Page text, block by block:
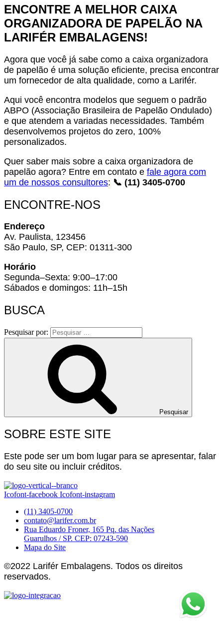
ENCONTRE A MELHOR CAIXA
ORGANIZADORA DE PAPELÃO NA
LARIFÉR EMBALAGENS!
Agora que você já sabe como a caixa organizadora
de papelão é uma solução eficiente, precisa encontrar
um fornecedor de alta qualidade, como a Larifér.
Aqui você encontra modelos que seguem o padrão
ABPO (Associação Brasileira de Papelão Ondulado)
e que atendem a variadas necessidades. Também
desenvolvemos projetos do zero, 100%
personalizados.
Quer saber mais sobre a caixa organizadora de
papelão agora? Entre em contato e fale agora com
um de nossos consultores: 📞 (11) 3405-0700
ENCONTRE-NOS
Endereço
Av. Paulista, 123456
São Paulo, SP, CEP: 01311-300
Horário
Segunda–Sexta: 9:00–17:00
Sábados e domingos: 11h–15h
BUSCA
Pesquisar por:
Pesquisar
SOBRE ESTE SITE
Este pode ser um bom lugar para se apresentar, falar
do seu site ou incluir créditos.
Icofont-facebook Icofont-instagram
(11) 3405-0700
contato@larifer.com.br
Rua Eduardo Froner, 165 Pq. das Nações
Guarulhos / SP. CEP: 07243-590
Mapa do Site
©2022 Larifér Embalagens. Todos os direitos
reservados.